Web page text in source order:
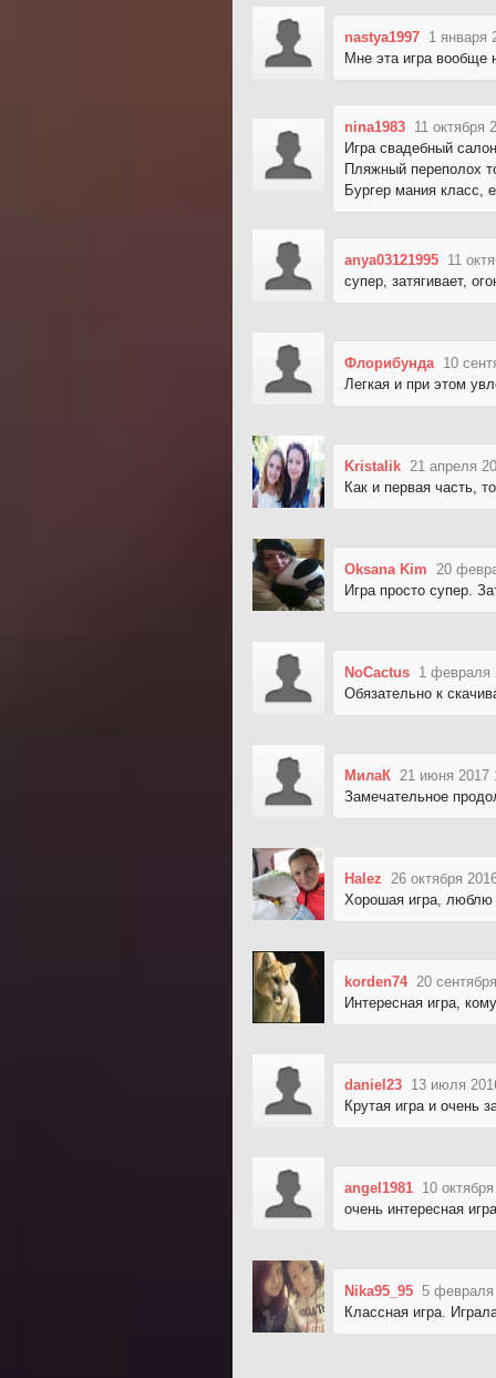
nastya1997 1 января
Мне эта игра вообще
nina1983 11 октября
Игра свадебный
Пляжный переполох
Бургер мания класс,
anya03121995 11
супер, затягивает,
Флорибунда 10
Легкая и при этом
Kristalik 21 апреля
Как и первая часть,
Oksana Kim
20
Игра просто супер.
NoCactus 1 февраля
Обязательно к
МилаК 21 июня 2017
Замечательное
Halez
26 октября
Хорошая игра, люблю
korden74 20
Интересная игра,
daniel23 13 июля
Крутая игра и очень
angel1981 10
очень интересная
Nika95_95 5 февраля
Классная игра.